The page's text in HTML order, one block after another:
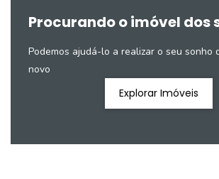
Procurando o imóvel dos
Podemos ajudá-lo a realizar o seu sonho
novo
Explorar Imóveis